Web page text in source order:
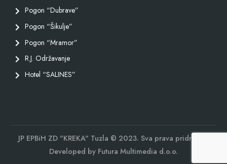
Pogon “Dubrave”
Pogon “Šikulje”
Pogon “Mramor”
R.J. Održavanje
Hotel “SALINES”
JP EPBiH ZD "KREKA" Tuzla © 2023. Sva prava pridržana.
Developed by Futura Multimedia d.o.o.